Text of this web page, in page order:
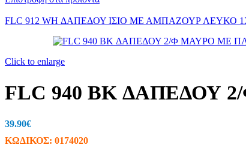
E27
Λαμπτήρες LED G9 / G4/R7S
Λαμπτήρες LED G53 / G5.3
Λαμπτήρες LED GU10-ΜΡ16
Λαμπτήρες LED TUBE T5 / T8
Φωτιστικά οροφής LED
Φωτιστικά Επιτοίχια
FLC 912 WH ΔΑΠΕΔΟΥ ΙΣΙΟ ΜΕ ΑΜΠΑΖΟΥΡ ΛΕΥΚΟ
Click to enlarge
FLC 940 BK ΔΑΠΕΔΟΥ
39.90€
ΚΩΔΙΚΟΣ: 0174020